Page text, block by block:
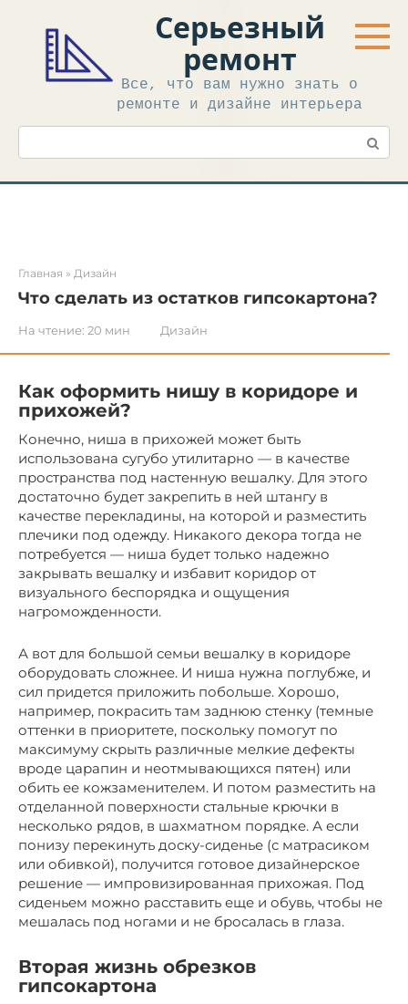
контенту
Серьезный
ремонт
Все, что вам нужно знать о
ремонте и дизайне интерьера
Поиск:
Главная » Дизайн
Что сделать из остатков гипсокартона?
На чтение: 20 мин Дизайн
Как оформить нишу в коридоре и
прихожей?
Конечно, ниша в прихожей может быть
использована сугубо утилитарно — в качестве
пространства под настенную вешалку. Для этого
достаточно будет закрепить в ней штангу в
качестве перекладины, на которой и разместить
плечики под одежду. Никакого декора тогда не
потребуется — ниша будет только надежно
закрывать вешалку и избавит коридор от
визуального беспорядка и ощущения
нагроможденности.
А вот для большой семьи вешалку в коридоре
оборудовать сложнее. И ниша нужна поглубже, и
сил придется приложить побольше. Хорошо,
например, покрасить там заднюю стенку (темные
оттенки в приоритете, поскольку помогут по
максимуму скрыть различные мелкие дефекты
вроде царапин и неотмывающихся пятен) или
обить ее кожзаменителем. И потом разместить на
отделанной поверхности стальные крючки в
несколько рядов, в шахматном порядке. А если
понизу перекинуть доску-сиденье (с матрасиком
или обивкой), получится готовое дизайнерское
решение — импровизированная прихожая. Под
сиденьем можно расставить еще и обувь, чтобы не
мешалась под ногами и не бросалась в глаза.
Вторая жизнь обрезков
гипсокартона